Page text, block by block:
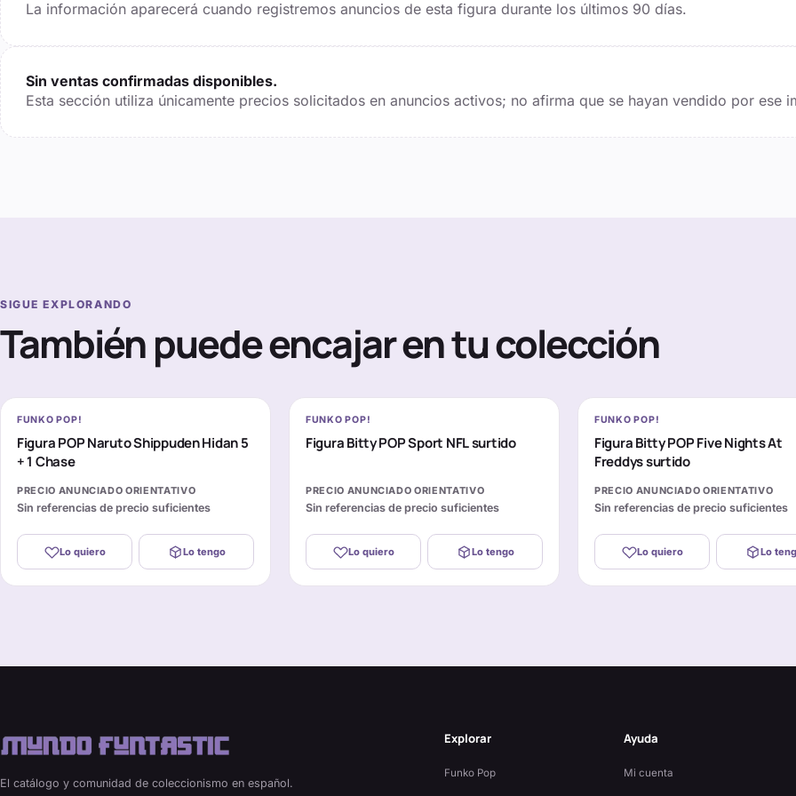
La información aparecerá cuando registremos anuncios de esta figura durante los últimos 90 días.
Sin ventas confirmadas disponibles.
Esta sección utiliza únicamente precios solicitados en anuncios activos; no afirma que se hayan vendido por ese
SIGUE EXPLORANDO
También puede encajar en tu colección
FUNKO POP!
Figura POP Naruto Shippuden Hidan 5
+ 1 Chase
PRECIO ANUNCIADO ORIENTATIVO
Sin referencias de precio suficientes
Lo quiero Lo tengo
FUNKO POP!
Figura Bitty POP Sport NFL surtido
PRECIO ANUNCIADO ORIENTATIVO
Sin referencias de precio suficientes
Lo quiero Lo tengo
FUNKO POP!
Figura Bitty POP Five Nights At
Freddys surtido
PRECIO ANUNCIADO ORIENTATIVO
Sin referencias de precio suficientes
Lo quiero Lo
El catálogo y comunidad de coleccionismo en español.
Explorar
Funko Pop
Ayuda
Mi cuenta